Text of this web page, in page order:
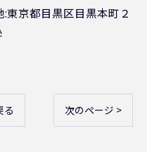
東京都目黒区目黒本町２
る 次のページ >